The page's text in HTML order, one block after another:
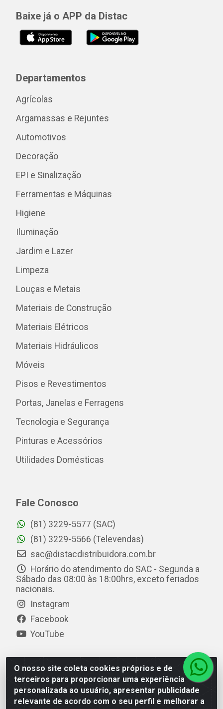
O nosso site coleta cookies próprios e de
terceiros para proporcionar uma experiência
personalizada ao usuário, apresentar publicidade
relevante de acordo com o seu perfil e melhorar a
Baixe já o APP da Distac
Departamentos
Agrícolas
Argamassas e Rejuntes
Automotivos
Decoração
EPI e Sinalização
Ferramentas e Máquinas
Higiene
Iluminação
Jardim e Lazer
Limpeza
Louças e Metais
Materiais de Construção
Materiais Elétricos
Materiais Hidráulicos
Móveis
Pisos e Revestimentos
Portas, Janelas e Ferragens
Tecnologia e Segurança
Pinturas e Acessórios
Utilidades Domésticas
Fale Conosco
(81) 3229-5577 (SAC)
(81) 3229-5566 (Televendas)
sac@distacdistribuidora.com.br
Horário do atendimento do SAC - Segunda a
Sábado das 08:00 às 18:00hrs, exceto feriados
nacionais.
Instagram
Facebook
YouTube
Distac Distribuidora - Av. Durval de Góes Monteiro, 7049
- Jardim Petrópolis - Maceió/AL - CEP 57061-000 - CNPJ
08.072.649/0001-20